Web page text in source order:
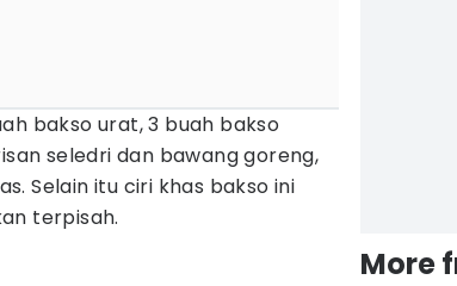
bakso urat, 3 buah bakso
seledri dan bawang goreng,
Selain itu ciri khas bakso ini
terpisah.
More